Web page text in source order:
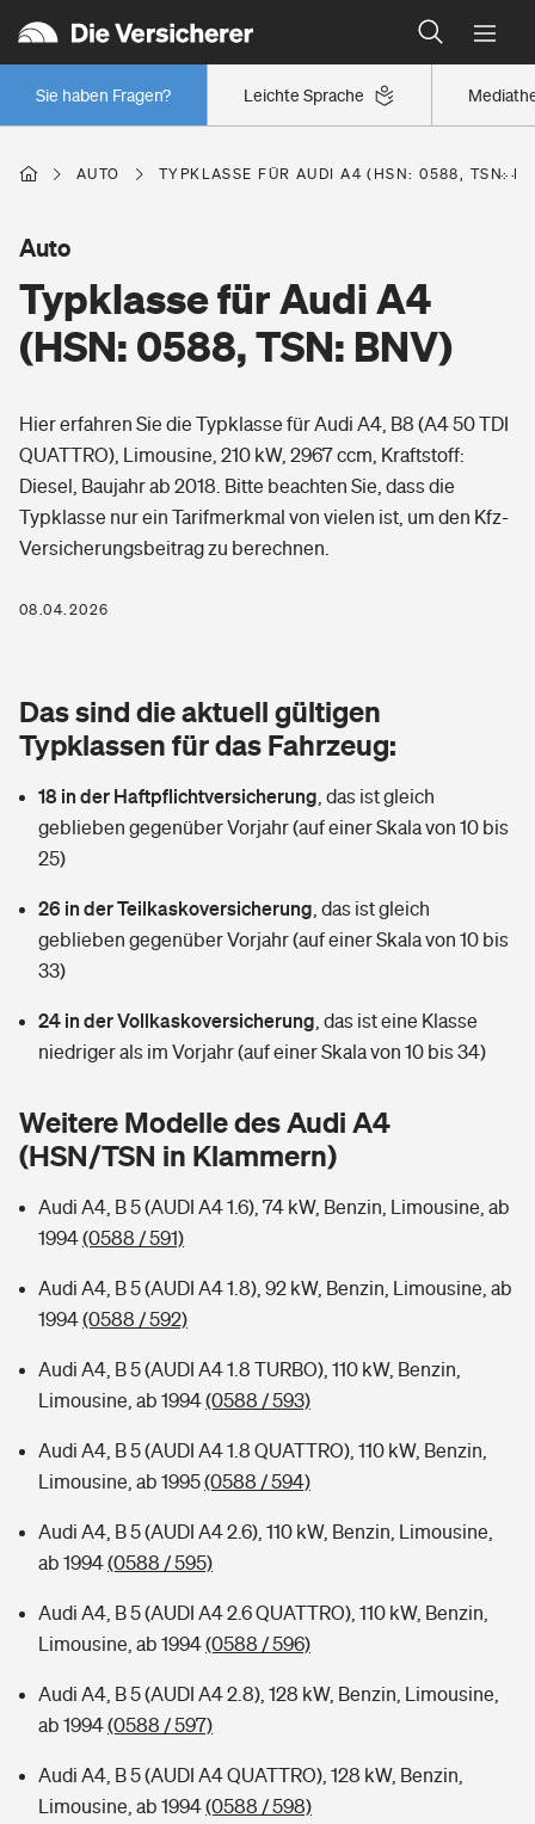
Leichte Sprache
Sie haben Fragen?
Wer versichert was: Jetzt Versicherer finden
Regionalklassen: So ist Ihre Region eingestuft
Wer versichert was: Jetzt Versicherer finden
Berufsunfähigkeitsversicherung
Erwerbsunfähigkeitsversicherung
Grundfähigkeitsversicherung
Arbeitsrechtsschutz
Berufshaftpflichtversicherung
Zur Übersicht
Tools
Wer versichert was: Jetzt Versicherer finden
Sie haben Fragen?
Wohnen
Elementarversicherung
Glasversicherung
Mietkautionsversicherung
Restkreditversicherung
Zur Übersicht
Tools
Hochwasser-Check: Wie gefährdet ist Ihr Haus?
Sie haben Fragen?
Freizeit
Pri­vate Haft­pflicht­
Kinderunfall­ver­si­che­rung
Kinderinvalidität
Hundehalter-Haftpflicht
Handyversicherung
Private Cyberversicherung
Zur Übersicht
Kinderunfall-Check: Mehr Sicherheit für deine Kids
Typklassen: So ist Ihr Auto eingestuft
Sie haben Fragen?
Gesundheit
Private Krankenversicherung
Dread-Disease-Versicherung
Tierkrankenversicherung
Zur Übersicht
Tools
Wer versichert was: Jetzt Versicherer finden
Rentenrechner: Wie viel Geld bekomme ich im Alter?
AUTO TYPKLASSE FÜR AUDI A4 (HSN: 0588, TSN:
Typklasse für Audi A4
(HSN: 0588, TSN: BNV)
Auto
Hier erfahren Sie die Typklasse für Audi A4, B8 (A4 50 TDI
QUATTRO), Limousine, 210 kW, 2967 ccm, Kraftstoff:
Diesel, Baujahr ab 2018. Bitte beachten Sie, dass die
Typklasse nur ein Tarifmerkmal von vielen ist, um den Kfz-
Versicherungsbeitrag zu berechnen.
08.04.2026
Das sind die aktuell gültigen
Typklassen für das Fahrzeug:
18 in der Haftpflichtversicherung das ist gleich
geblieben gegenüber Vorjahr (auf einer Skala von 10 bis
25)
26 in der Teilkaskoversicherung das ist gleich
geblieben gegenüber Vorjahr (auf einer Skala von 10 bis
33)
24 in der Vollkaskoversicherung das ist eine Klasse
niedriger als im Vorjahr (auf einer Skala von 10 bis 34)
Weitere Modelle des Audi A4
(HSN/TSN in Klammern)
Audi A4, B 5 (AUDI A4 1.6), 74 kW, Benzin, Limousine, ab
1994(0588 / 591)
Audi A4, B 5 (AUDI A4 1.8), 92 kW, Benzin, Limousine, ab
1994(0588 / 592)
Audi A4, B 5 (AUDI A4 1.8 TURBO), 110 kW, Benzin,
Limousine, ab 1994(0588 / 593)
Audi A4, B 5 (AUDI A4 1.8 QUATTRO), 110 kW, Benzin,
Limousine, ab 1995(0588 / 594)
Audi A4, B 5 (AUDI A4 2.6), 110 kW, Benzin, Limousine,
ab 1994(0588 / 595)
Audi A4, B 5 (AUDI A4 2.6 QUATTRO), 110 kW, Benzin,
Limousine, ab 1994(0588 / 596)
Audi A4, B 5 (AUDI A4 2.8), 128 kW, Benzin, Limousine,
ab 1994(0588 / 597)
Audi A4, B 5 (AUDI A4 QUATTRO), 128 kW, Benzin,
Limousine, ab 1994(0588 / 598)